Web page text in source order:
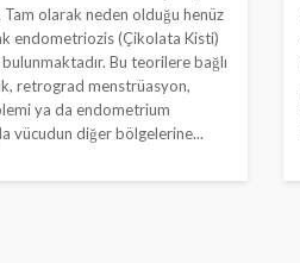
Tam olarak neden olduğu henüz
endometriozis (Çikolata Kisti)
Bu teorilere bağlı
retrograd menstrüasyon,
ya da endometrium
vücudun diğer bölgelerine...